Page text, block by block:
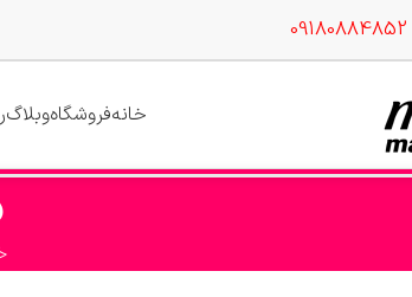
خانهفروشگاهوبلاگ